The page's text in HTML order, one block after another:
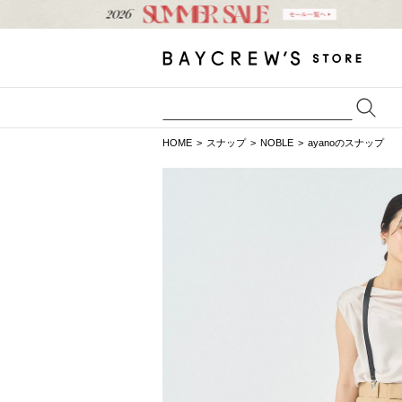
HOME スナップ NOBLE ayanoのスナップ